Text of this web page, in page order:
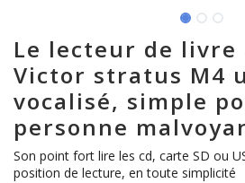
Le lecteur de livre
Victor stratus M4
vocalisé, simple
personne
Son point fort lire les cd, carte SD ou
position de lecture, en toute simplicité